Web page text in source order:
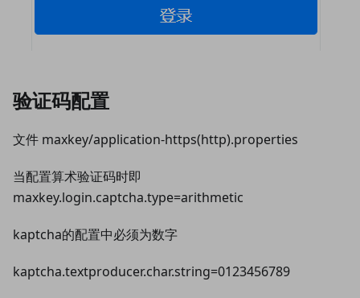
验证码配置
文件 maxkey/application-https(http).properties
当配置算术验证码时即
maxkey.login.captcha.type=arithmetic
kaptcha的配置中必须为数字
kaptcha.textproducer.char.string=0123456789